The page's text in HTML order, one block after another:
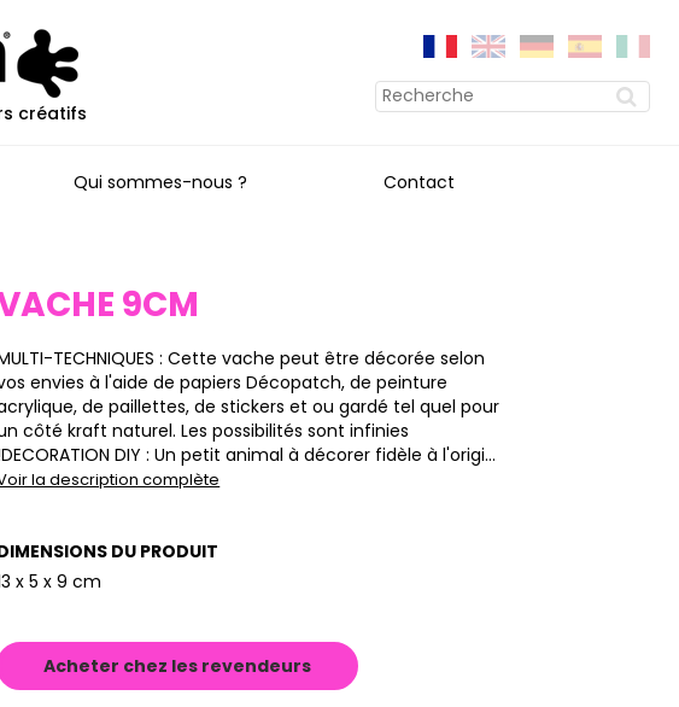
créatifs
Qui sommes-nous ? Contact
9CM
TECHNIQUES : Cette vache peut être décorée selon
envies à l'aide de papiers Décopatch, de peinture
de paillettes, de stickers et ou gardé tel quel pour
côté kraft naturel. Les possibilités sont infinies
DIY : Un petit animal à décorer fidèle à l'origi...
la description complète
DU PRODUIT
x 5 x 9 cm
Acheter chez les revendeurs